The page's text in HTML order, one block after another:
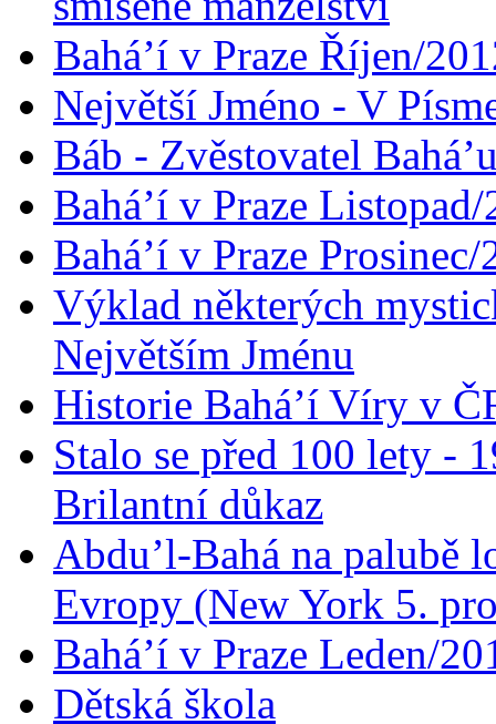
Bahá’í v Praze Říjen/
Největší Jméno - V
Báb - Zvěstovatel
Bahá’í v Praze
Bahá’í v Praze Prosinec/
Výklad některých
Největším Jménu
Historie Bahá’í Víry v
Stalo se před 100 lety -
Brilantní důkaz
Abdu’l-Bahá na palubě
Evropy (New York 5.
Bahá’í v Praze Leden/
Dětská škola